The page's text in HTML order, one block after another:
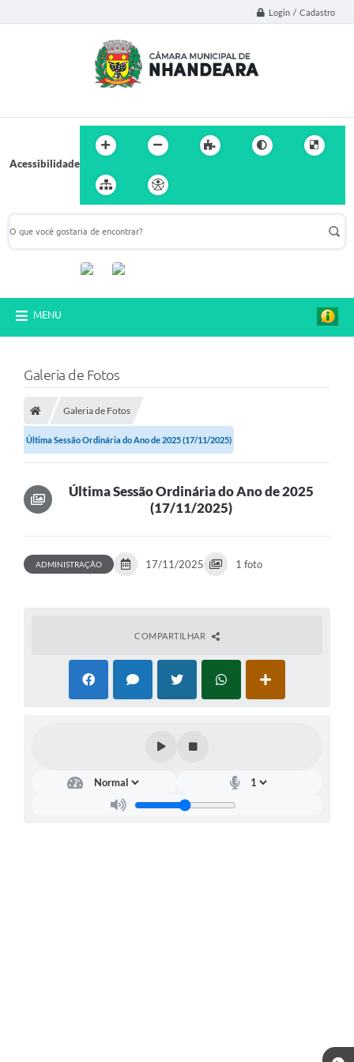
Login / Cadastro
Acessibilidade
MENU
Galeria de Fotos
Galeria de Fotos
Última Sessão Ordinária do Ano de 2025 (17/11/2025)
Última Sessão Ordinária do Ano de 2025
(17/11/2025)
ADMINISTRAÇÃO 17/11/2025 1 foto
COMPARTILHAR